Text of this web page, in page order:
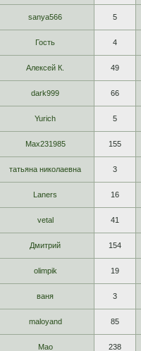
sanya566 5
Гость 4
Алексей К. 49
dark999 66
Yurich 5
Max231985 155
татьяна николаевна 3
Laners 16
vetal 41
Дмитрий 154
olimpik 19
ваня 3
maloyand 85
Мао 238